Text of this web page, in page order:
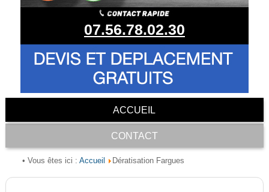
07.56.78.02.30
ACCUEIL
CONTACT
• Vous êtes ici : Accueil Dératisation Fargues